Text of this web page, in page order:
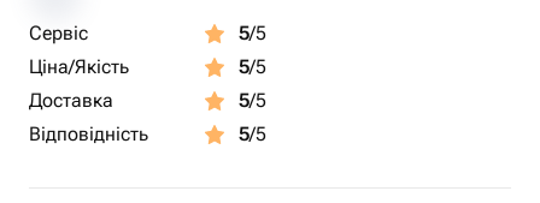
Сервіс 5/5
Ціна/Якість
5/5
Доставка
5/5
Відповідність
5/5